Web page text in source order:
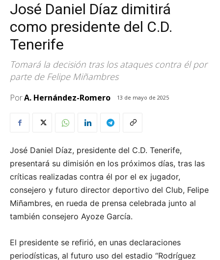
José Daniel Díaz dimitirá
como presidente del C.D.
Tenerife
Tomará la decisión tras los ataques contra él por
parte de Felipe Miñambres
PorA. Hernández-Romero 13 de mayo de 2025
José Daniel Díaz, presidente del C.D. Tenerife,
presentará su dimisión en los próximos días, tras las
críticas realizadas contra él por el ex jugador,
consejero y futuro director deportivo del Club, Felipe
Miñambres, en rueda de prensa celebrada junto al
también consejero Ayoze García.
El presidente se refirió, en unas declaraciones
periodísticas, al futuro uso del estadio “Rodríguez